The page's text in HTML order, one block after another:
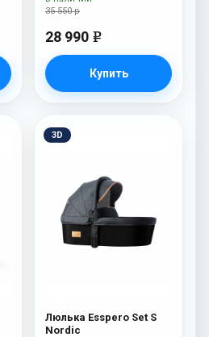
35 550 р
28 990 e
Купить
3D
Люлька Esspero Set S
Nordic